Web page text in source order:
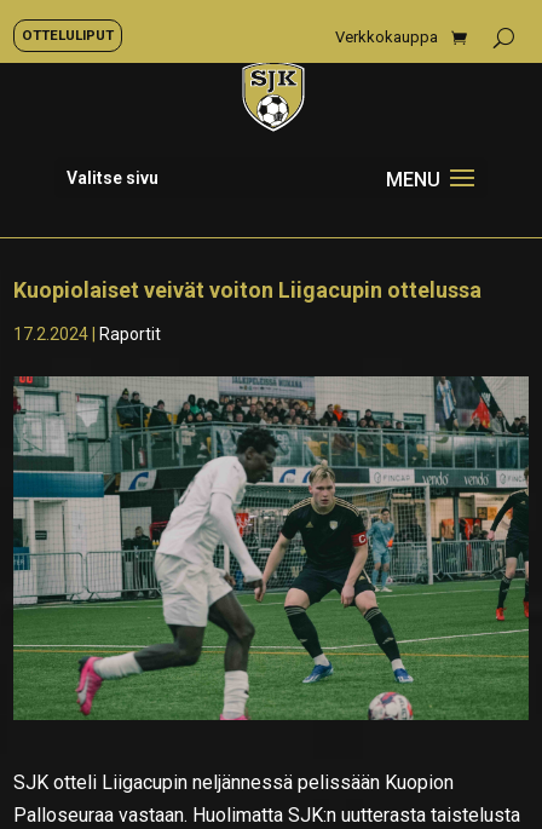
OTTELULIPUT Verkkokauppa
Valitse sivu
Kuopiolaiset veivät voiton Liigacupin ottelussa
17.2.2024 Raportit
SJK otteli Liigacupin neljännessä pelissään Kuopion
Palloseuraa vastaan. Huolimatta SJK:n uutterasta taistelusta